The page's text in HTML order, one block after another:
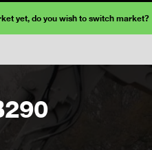
yet, do you wish to switch market?